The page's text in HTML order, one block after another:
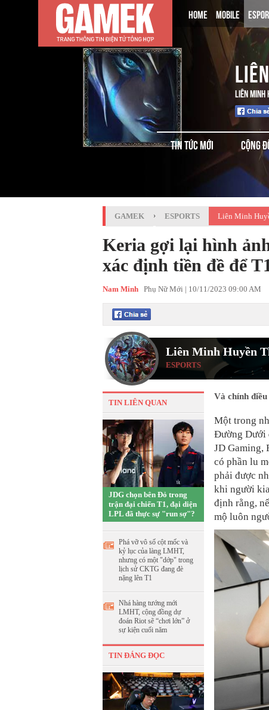
HOME MOBILE
LIÊN MINH
TIN TỨC MỚI CỘNG
GAMEK › ESPORTS Liên Minh
Keria gợi lại hình
xác định tiền đề để
Nam Minh Phụ Nữ Mới | 10/11/2023 09:00 AM
Liên Minh Huyền
ESPORTS
TIN LIÊN QUAN
JDG chọn bên Đỏ trong
trận đại chiến T1, đại diện
LPL đã thực sự "run sợ"?
Phá vỡ vô số cột mốc và
kỷ lục của làng LMHT,
nhưng có một "dớp" trong
lịch sử CKTG đang đè
nặng lên T1
Nhá hàng tướng mới
LMHT, cộng đồng dự
đoán Riot sẽ “chơi lớn” ở
sự kiện cuối năm
TIN ĐÁNG ĐỌC
Và chính
Một trong
Đường Dưới
JD Gaming,
có phần lu
phải được
khi người
định rằng,
mộ luôn